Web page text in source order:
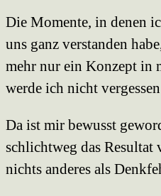
Die Momente, in denen
uns ganz verstanden
mehr nur ein Konzept in
werde ich nicht
Da ist mir bewusst
schlichtweg das Resultat
nichts anderes als